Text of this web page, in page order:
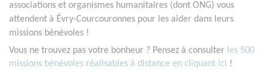
associations et organismes humanitaires (dont ONG) vous
attendent à Évry-Courcouronnes pour les aider dans leurs
missions bénévoles !
Vous ne trouvez pas votre bonheur ? Pensez à consulter les 500
missions bénévoles réalisables à distance en cliquant ici !